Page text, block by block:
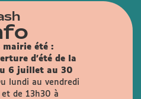
été :
d'été de la
6 juillet au 30
lundi au vendredi
de 13h30 à